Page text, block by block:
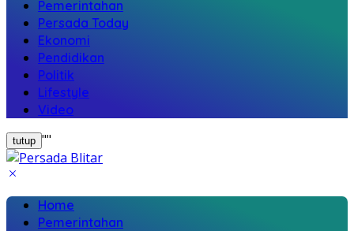
Pemerintahan
Persada Today
Ekonomi
Pendidikan
Politik
Lifestyle
Video
tutup ""
Home
Pemerintahan